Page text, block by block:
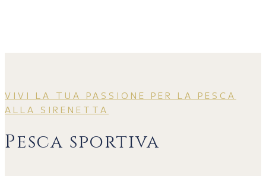
VIVI LA TUA PASSIONE PER LA PESCA
ALLA SIRENETTA
Pesca sportiva